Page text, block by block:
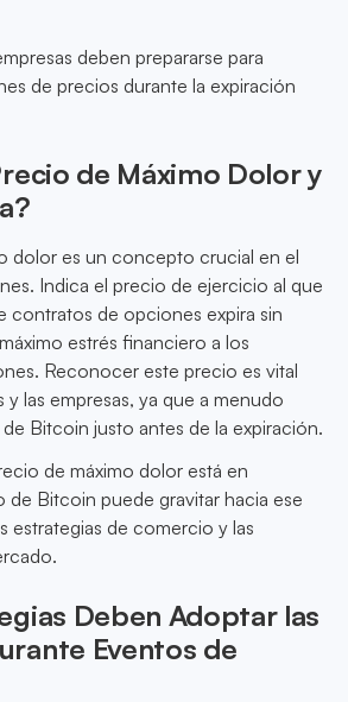
deben prepararse para
de precios durante la expiración
de Máximo Dolor y
dolor es un concepto crucial en el
Indica el precio de ejercicio al que
contratos de opciones expira sin
estrés financiero a los
Reconocer este precio es vital
las empresas, ya que a menudo
Bitcoin justo antes de la expiración.
de máximo dolor está en
Bitcoin puede gravitar hacia ese
estrategias de comercio y las
Deben Adoptar las
Eventos de